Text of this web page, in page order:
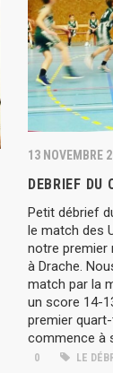
13 NOVEMBRE
DEBRIEF DU
Petit débrief
le match des
notre premier
à Drache.
match par la
un score 14-
premier
commence à
0 LE